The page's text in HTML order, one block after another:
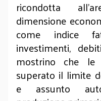
ricondotta
dimensione
come indice
investimenti,
mostrino che
superato il limite
e assunto